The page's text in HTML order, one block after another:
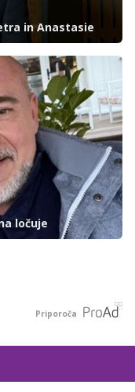
in Anastasie
ločuje
Priporoča